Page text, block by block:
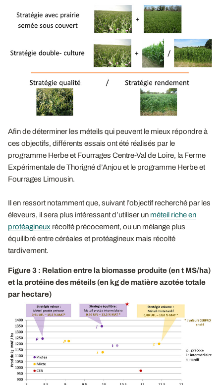
Afin de déterminer les méteils qui peuvent le mieux répondre à
ces objectifs, différents essais ont été réalisés par le
programme Herbe et Fourrages Centre-Val de Loire, la Ferme
Expérimentale de Thorigné d’Anjou et le programme Herbe et
Fourrages Limousin.
Il en ressort notamment que, suivant l’objectif recherché par les
éleveurs, il sera plus intéressant d’utiliser un méteil riche en
protéagineux récolté précocement, ou un mélange plus
équilibré entre céréales et protéagineux mais récolté
tardivement.
Figure 3 : Relation entre la biomasse produite (en t MS/ha)
et la protéine des méteils (en kg de matière azotée totale
par hectare)